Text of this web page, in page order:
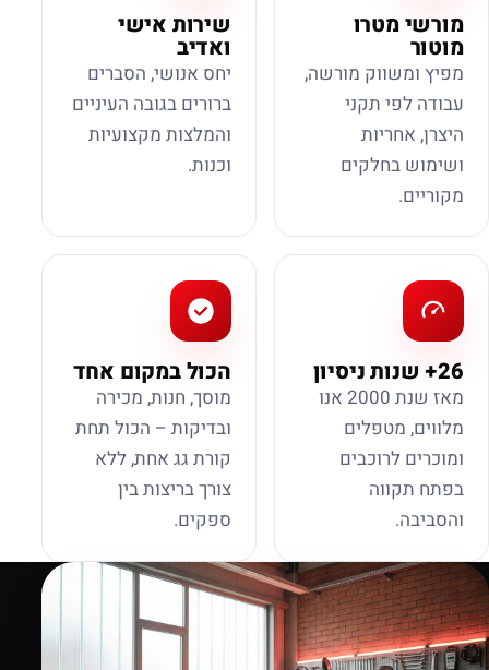
מורשי מטרו
מוטור
מפיץ ומשווק מורשה,
עבודה לפי תקני
היצרן, אחריות
ושימוש בחלקים
מקוריים.
שירות אישי
ואדיב
יחס אנושי, הסברים
ברורים בגובה העיניים
והמלצות מקצועיות
וכנות.
26+ שנות ניסיון
מאז שנת 2000 אנו
מלווים, מטפלים
ומוכרים לרוכבים
בפתח תקווה
והסביבה.
הכול במקום אחד
מוסך, חנות, מכירה
ובדיקות – הכול תחת
קורת גג אחת, ללא
צורך בריצות בין
ספקים.